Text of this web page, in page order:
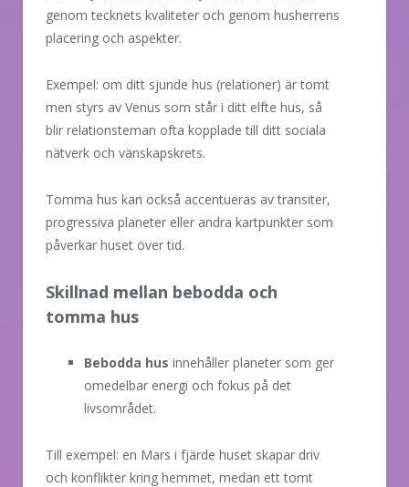
genom tecknets kvaliteter och genom husherrens
placering och aspekter.
Exempel: om ditt sjunde hus (relationer) är tomt
men styrs av Venus som står i ditt elfte hus, så
blir relationsteman ofta kopplade till ditt sociala
nätverk och vänskapskrets.
Tomma hus kan också accentueras av transiter,
progressiva planeter eller andra kartpunkter som
påverkar huset över tid.
Skillnad mellan bebodda och
tomma hus
Bebodda hus innehåller planeter som ger
omedelbar energi och fokus på det
livsområdet.
Till exempel: en Mars i fjärde huset skapar driv
och konflikter kring hemmet, medan ett tomt